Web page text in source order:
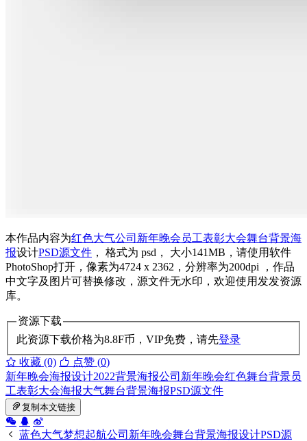
本作品内容为红色大气公司新年晚会 员工表彰大会舞台背景海
报设计PSD源文件 ， 格式为 psd， 大小141MB，请使用软件
PhotoShop打开，像素为4724 x 2362，分辨率为200dpi ，作品
中文字及图片可替换修改，源文件无水印，欢迎使用发发资源
库。
资源下载
此资源下载价格为8.8F币，VIP免费，请先登录
收藏 (0)
点赞 (0)
新年晚会海报设计2022背景海报公司新年晚会红色舞台背景员
工表彰大会海报大气舞台背景海报PSD源文件
复制本文链接
蓝色大气梦想起航公司新年晚会舞台背景海报设计PSD源